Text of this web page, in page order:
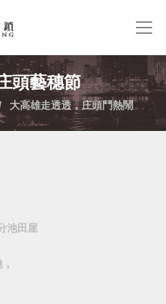
頭藝穗節
高雄走透透，庄頭鬥熱鬧
池田屋